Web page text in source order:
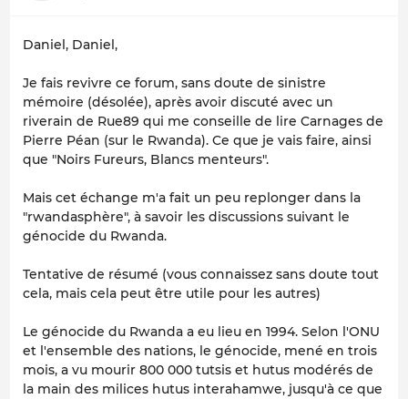
Daniel, Daniel,
Je fais revivre ce forum, sans doute de sinistre
mémoire (désolée), après avoir discuté avec un
riverain de Rue89 qui me conseille de lire Carnages de
Pierre Péan (sur le Rwanda). Ce que je vais faire, ainsi
que "Noirs Fureurs, Blancs menteurs".
Mais cet échange m'a fait un peu replonger dans la
"rwandasphère", à savoir les discussions suivant le
génocide du Rwanda.
Tentative de résumé (vous connaissez sans doute tout
cela, mais cela peut être utile pour les autres)
Le génocide du Rwanda a eu lieu en 1994. Selon l'ONU
et l'ensemble des nations, le génocide, mené en trois
mois, a vu mourir 800 000 tutsis et hutus modérés de
la main des milices hutus interahamwe, jusqu'à ce que